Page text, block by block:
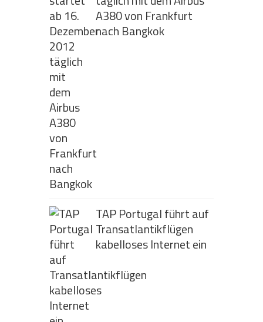
A380 von Frankfurt
nach Bangkok
TAP Portugal führt auf
Transatlantikflügen
kabelloses Internet ein